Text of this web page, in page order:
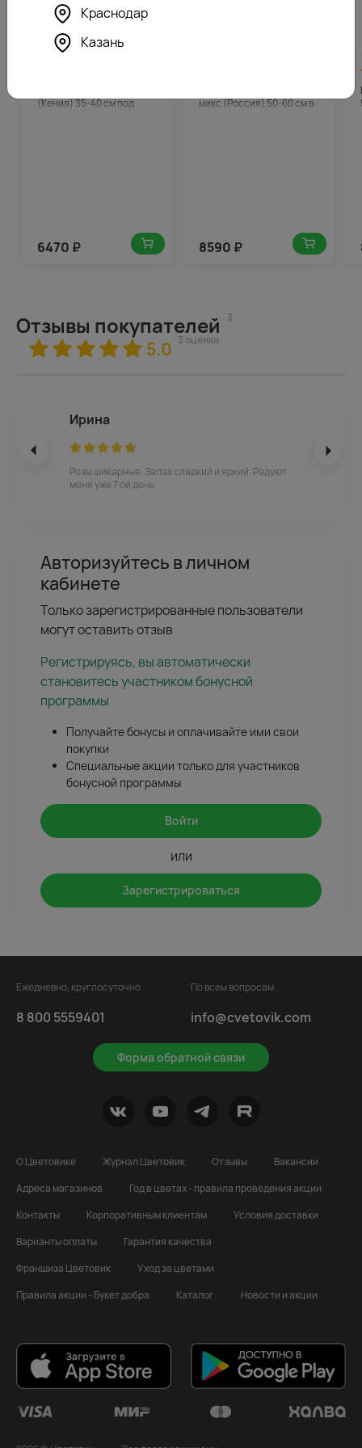
Похожие товары
(Кения) 35-40 см под
6470 ₽
микс (Россия) 50-60 см в
8590 ₽
Отзывы покупателей 3
5.0 3 оценки
Ирина
Розы шикарные. Запах сладкий и яркий. Радуют
меня уже 7 ой день
Авторизуйтесь в личном
кабинете
Только зарегистрированные пользователи
могут оставить отзыв
Регистрируясь, вы автоматически
становитесь участником бонусной
программы
Получайте бонусы и оплачивайте ими свои
покупки
Специальные акции только для участников
бонусной программы
Войти
или
Зарегистрироваться
Ежедневно, круглосуточно
8 800 5559401
Форма обратной связи
По всем вопросам
info@cvetovik.com
О Цветовике Журнал Цветовик Отзывы
Вакансии
Адреса магазинов
Год в цветах - правила проведения акции
Контакты
Корпоративным клиентам
Условия доставки
Варианты оплаты
Гарантия качества
Франшиза Цветовик
Уход за цветами
Правила акции - Букет добра
Каталог Новости и акции
Краснодар
Казань